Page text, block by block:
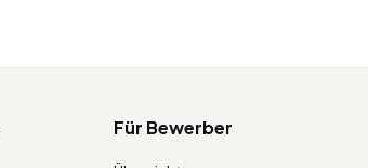
Für Bewerber